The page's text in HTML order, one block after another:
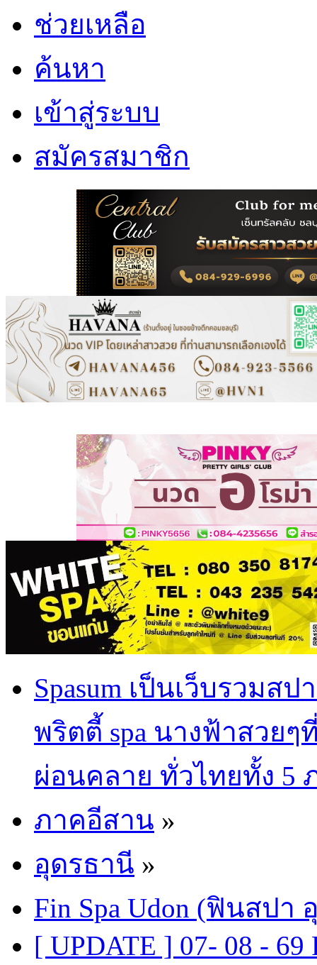
ช่วยเหลือ
ค้นหา
เข้าสู่ระบบ
สมัครสมาชิก
Spasum เป็นเว็บรวม
พริตตี้ spa นางฟ้าสวย
ผ่อนคลาย ทั่วไทยทั้ง 5
ภาคอีสาน »
อุดรธานี »
Fin Spa Udon (ฟินสปา
[ UPDATE ] 07- 08 - 69